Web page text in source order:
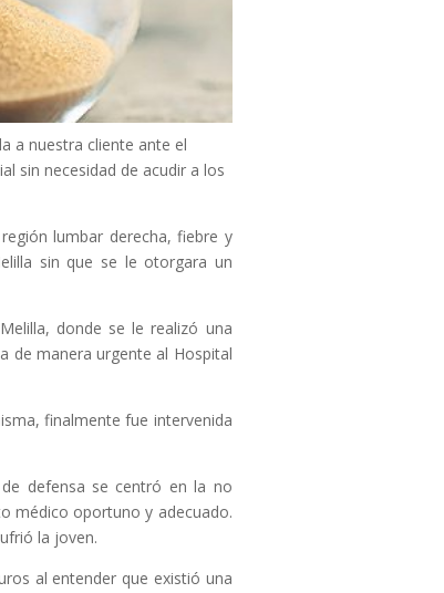
a nuestra cliente ante el
sin necesidad de acudir a los
lumbar derecha, fiebre y
sin que se le otorgara un
donde se le realizó una
de manera urgente al Hospital
finalmente fue intervenida
defensa se centró en la no
médico oportuno y adecuado.
la joven.
al entender que existió una